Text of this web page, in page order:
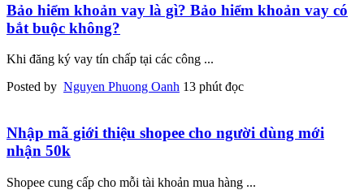
Bảo hiểm khoản vay là gì? Bảo hiểm khoản vay có
bắt buộc không?
Khi đăng ký vay tín chấp tại các công ...
Posted by Nguyen Phuong Oanh 13 phút đọc
Nhập mã giới thiệu shopee cho người dùng mới
nhận 50k
Shopee cung cấp cho mỗi tài khoản mua hàng ...